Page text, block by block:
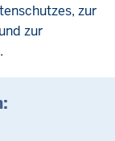
zur
zur